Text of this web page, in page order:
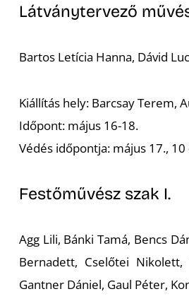
Látványtervező
Bartos Letícia Hanna, Dávid
Kiállítás hely: Barcsay Terem,
Időpont: május 16-18.
Védés időpontja: május 17., 10
Festőművész szak I.
Agg Lili, Bánki Tamá, Bencs
Bernadett, Cselőtei Nikolett,
Gantner Dániel, Gaul Péter,